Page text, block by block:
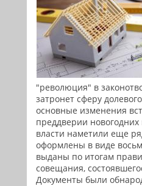
"революция" в
затронет сферу
основные изменения
преддверии
власти наметили еще
оформлены в виде
выданы по итогам
совещания,
Документы были